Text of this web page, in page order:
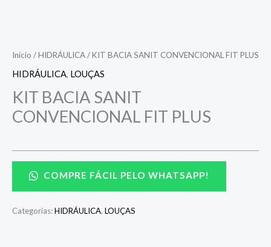
Início /HIDRÁULICA/ KIT BACIA SANIT CONVENCIONAL FIT PLUS
HIDRÁULICA, LOUÇAS
KIT BACIA SANIT
CONVENCIONAL FIT PLUS
COMPRE FÁCIL PELO WHATSAPP!
Categorias:HIDRÁULICA, LOUÇAS